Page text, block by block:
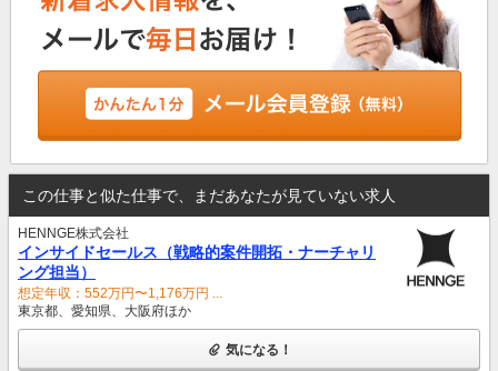
この仕事と似た仕事で、まだあなたが見ていない求人
HENNGE株式会社
インサイドセールス（戦略的案件開拓・ナーチャリ
ング担当）
想定年収：552万円〜1,176万円 ...
東京都、愛知県、大阪府ほか
気になる！